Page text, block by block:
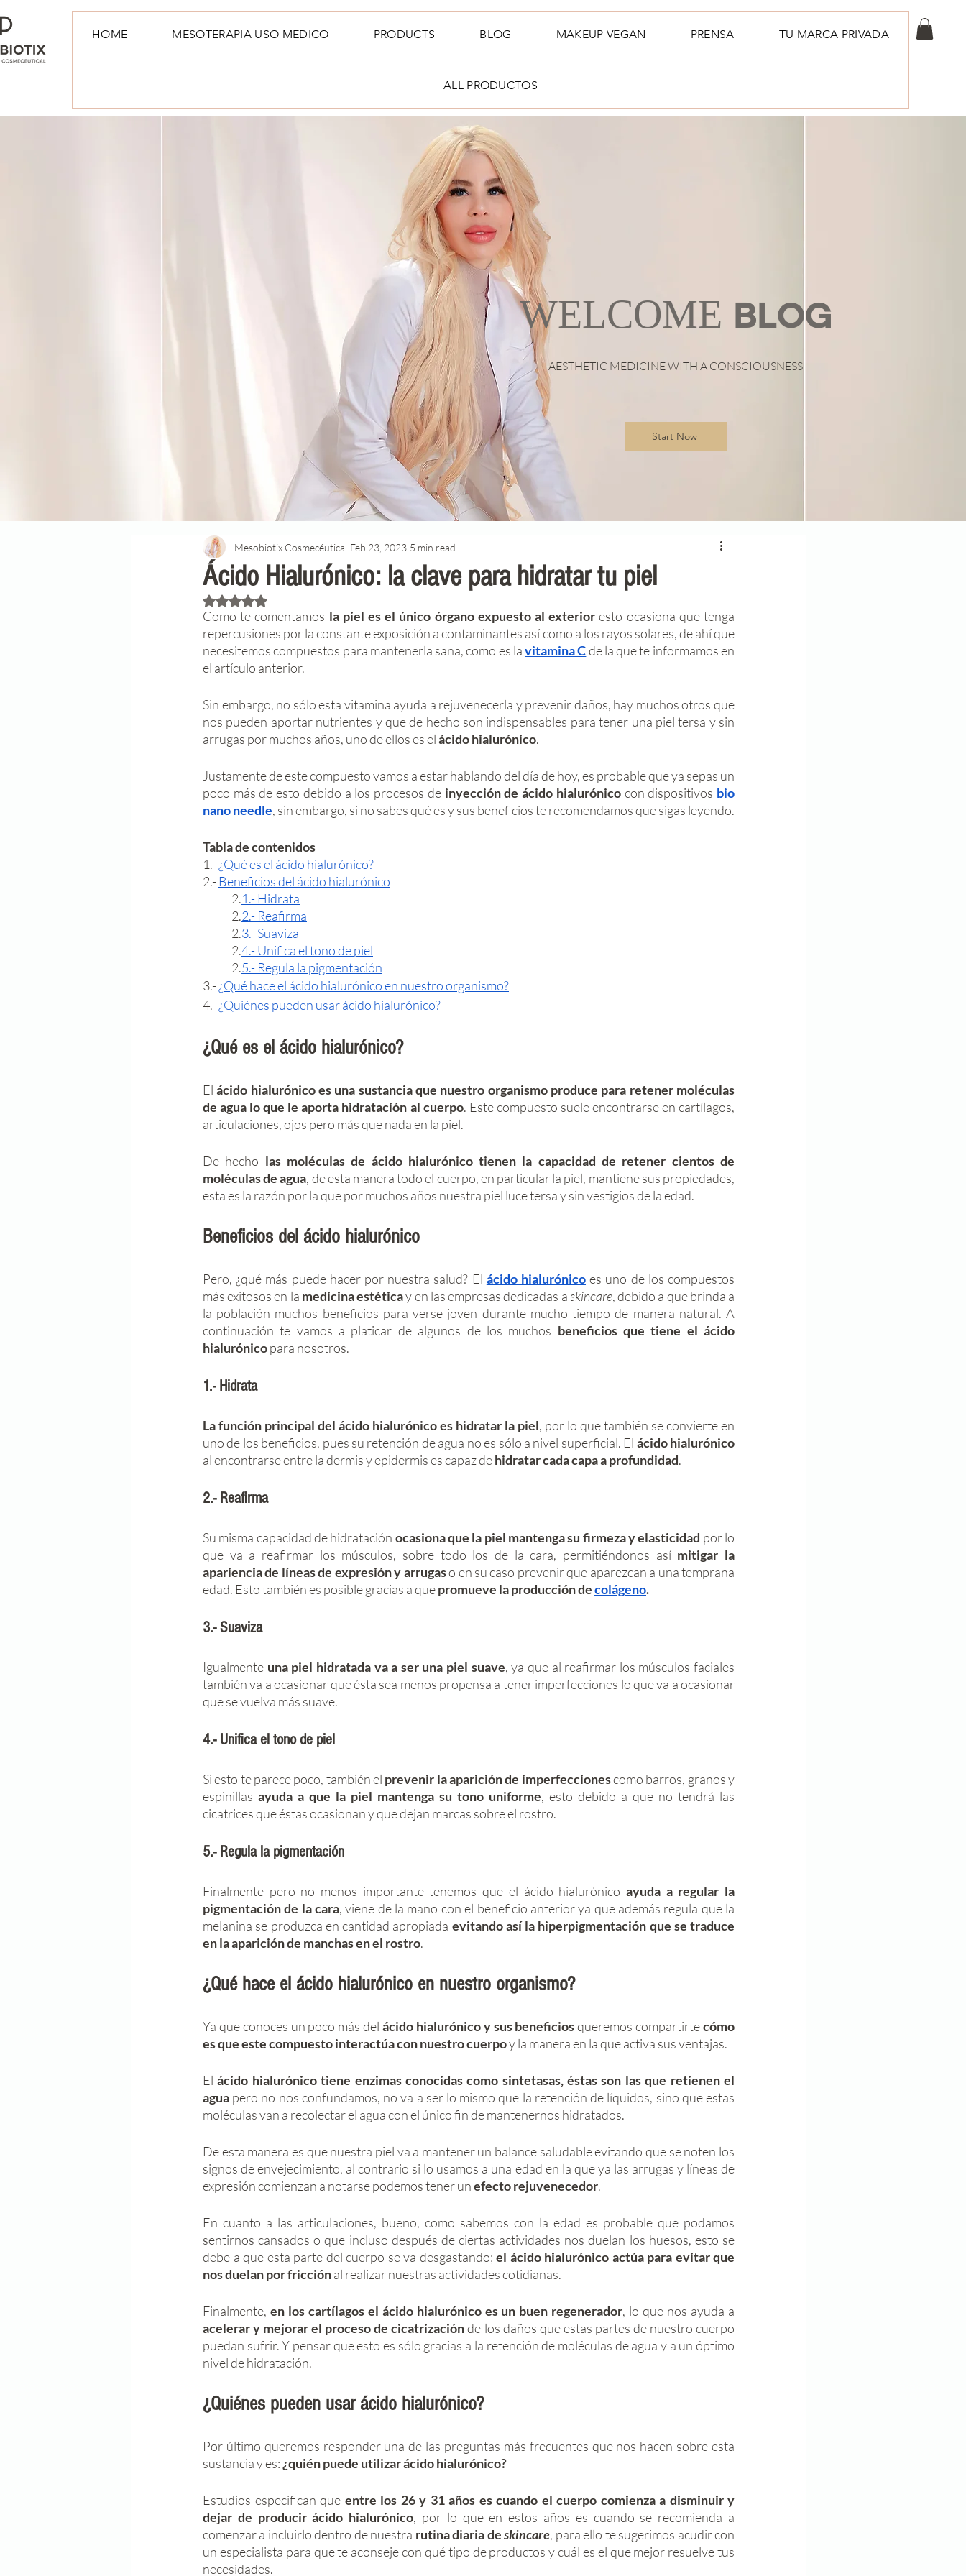
HOME MESOTERAPIA USO MEDICO PRODUCTS BLOG MAKEUP VEGAN PRENSA TU MARCA PRIVADA
ALL PRODUCTOS
WELCOME BLOG
AESTHETIC MEDICINE WITH A CONSCIOUSNESS
Start Now
Ácido Hialurónico: la clave para hidratar tu piel
Mesobiotix Cosmecéutical Feb 23, 2023 5 min read
Rated NaN out of 5 stars.
Como te comentamos la piel es el único órgano expuesto al exterior esto ocasiona que tenga
repercusiones por la constante exposición a contaminantes así como a los rayos solares, de ahí que
necesitemos compuestos para mantenerla sana, como es la vitamina C de la que te informamos en
el artículo anterior.
Sin embargo, no sólo esta vitamina ayuda a rejuvenecerla y prevenir daños, hay muchos otros que
nos pueden aportar nutrientes y que de hecho son indispensables para tener una piel tersa y sin
arrugas por muchos años, uno de ellos es el ácido hialurónico.
Justamente de este compuesto vamos a estar hablando del día de hoy, es probable que ya sepas un
poco más de esto debido a los procesos de inyección de ácido hialurónico con dispositivos bio
nano needle
Tabla de contenidos
1.- ¿Qué es el ácido hialurónico?
2.- Beneficios del ácido hialurónico
	2.
1.- Hidrata
	2.
2.- Reafirma
	2.
3.- Suaviza
	2.
4.- Unifica el tono de piel
	2.
5.- Regula la pigmentación
3.- ¿Qué hace el ácido hialurónico en nuestro organismo?
4.- ¿Quiénes pueden usar ácido hialurónico?
¿Qué es el ácido hialurónico?
El ácido hialurónico es una sustancia que nuestro organismo produce para retener moléculas
de agua lo que le aporta hidratación al cuerpo. Este compuesto suele encontrarse en cartílagos,
articulaciones, ojos pero más que nada en la piel.
De hecho las moléculas de ácido hialurónico tienen la capacidad de retener cientos de
moléculas de agua, de esta manera todo el cuerpo, en particular la piel, mantiene sus propiedades,
esta es la razón por la que por muchos años nuestra piel luce tersa y sin vestigios de la edad.
Beneficios del ácido hialurónico
Pero, ¿qué más puede hacer por nuestra salud? El ácido hialurónico es uno de los compuestos
más exitosos en la medicina estética y en las empresas dedicadas a skincare, debido a que brinda a
la población muchos beneficios para verse joven durante mucho tiempo de manera natural. A
continuación te vamos a platicar de algunos de los muchos beneficios que tiene el ácido
hialurónico para nosotros.
1.- Hidrata
La función principal del ácido hialurónico es hidratar la piel, por lo que también se convierte en
uno de los beneficios, pues su retención de agua no es sólo a nivel superficial. El ácido hialurónico
al encontrarse entre la dermis y epidermis es capaz de hidratar cada capa a profundidad.
2.- Reafirma
Su misma capacidad de hidratación ocasiona que la piel mantenga su firmeza y elasticidad por lo
que va a reafirmar los músculos, sobre todo los de la cara, permitiéndonos así mitigar la
apariencia de líneas de expresión y arrugas o en su caso prevenir que aparezcan a una temprana
edad. Esto también es posible gracias a que promueve la producción de colágeno.
3.- Suaviza
Igualmente una piel hidratada va a ser una piel suave, ya que al reafirmar los músculos faciales
también va a ocasionar que ésta sea menos propensa a tener imperfecciones lo que va a ocasionar
que se vuelva más suave.
4.- Unifica el tono de piel
Si esto te parece poco, también el prevenir la aparición de imperfecciones como barros, granos y
espinillas ayuda a que la piel mantenga su tono uniforme, esto debido a que no tendrá las
cicatrices que éstas ocasionan y que dejan marcas sobre el rostro.
5.- Regula la pigmentación
Finalmente pero no menos importante tenemos que el ácido hialurónico ayuda a regular la
pigmentación de la cara, viene de la mano con el beneficio anterior ya que además regula que la
melanina se produzca en cantidad apropiada evitando así la hiperpigmentación que se traduce
en la aparición de manchas en el rostro.
¿Qué hace el ácido hialurónico en nuestro organismo?
Ya que conoces un poco más del ácido hialurónico y sus beneficios queremos compartirte cómo
es que este compuesto interactúa con nuestro cuerpo y la manera en la que activa sus ventajas.
El ácido hialurónico tiene enzimas conocidas como sintetasas, éstas son las que retienen el
agua pero no nos confundamos, no va a ser lo mismo que la retención de líquidos, sino que estas
moléculas van a recolectar el agua con el único fin de mantenernos hidratados.
De esta manera es que nuestra piel va a mantener un balance saludable evitando que se noten los
signos de envejecimiento, al contrario si lo usamos a una edad en la que ya las arrugas y líneas de
expresión comienzan a notarse podemos tener un efecto rejuvenecedor.
En cuanto a las articulaciones, bueno, como sabemos con la edad es probable que podamos
sentirnos cansados o que incluso después de ciertas actividades nos duelan los huesos, esto se
debe a que esta parte del cuerpo se va desgastando; el ácido hialurónico actúa para evitar que
nos duelan por fricción al realizar nuestras actividades cotidianas.
Finalmente, en los cartílagos el ácido hialurónico es un buen regenerador
acelerar y mejorar el proceso de cicatrización de los daños que estas partes de nuestro cuerpo
puedan sufrir. Y pensar que esto es sólo gracias a la retención de moléculas de agua y a un óptimo
nivel de hidratación.
¿Quiénes pueden usar ácido hialurónico?
Por último queremos responder una de las preguntas más frecuentes que nos hacen sobre esta
sustancia y es: ¿quién puede utilizar ácido hialurónico?
Estudios especifican que entre los 26 y 31 años es cuando el cuerpo comienza a disminuir y
dejar de producir ácido hialurónico, por lo que en estos años es cuando se recomienda a
comenzar a incluirlo dentro de nuestra rutina diaria de skincare, para ello te sugerimos acudir con
un especialista para que te aconseje con qué tipo de productos y cuál es el que mejor resuelve tus
necesidades.